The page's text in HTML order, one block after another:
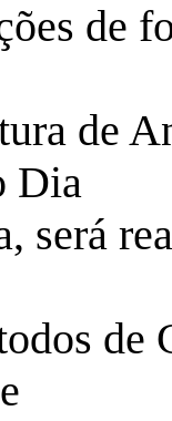
de
de
Dia
será
de